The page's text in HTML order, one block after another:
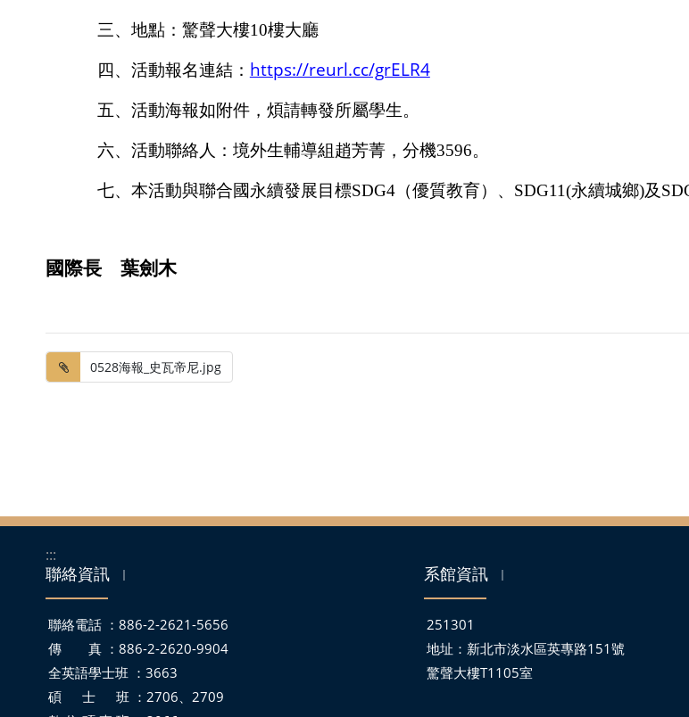
三、地點：驚聲大樓10樓大廳
四、活動報名連結： https://reurl.cc/grELR4
五、活動海報如附件，煩請轉發所屬學生。
六、活動聯絡人：境外生輔導組趙芳菁，分機3596。
七、本活動與聯合國永續發展目標SDG4（優質教育）、 SDG11(永續城鄉)及
國際長 葉劍木
0528海報_史瓦帝尼.jpg
:::
聯絡資訊 ｜
聯絡電話 ：886-2-2621-5656
傳 真 ：886-2-2620-9904
全英語學士班 ：3663
碩 士 班 ：2706、2709
系館資訊 ｜
251301
地址： 新北市淡水區英專路151號
驚聲大樓T1105室